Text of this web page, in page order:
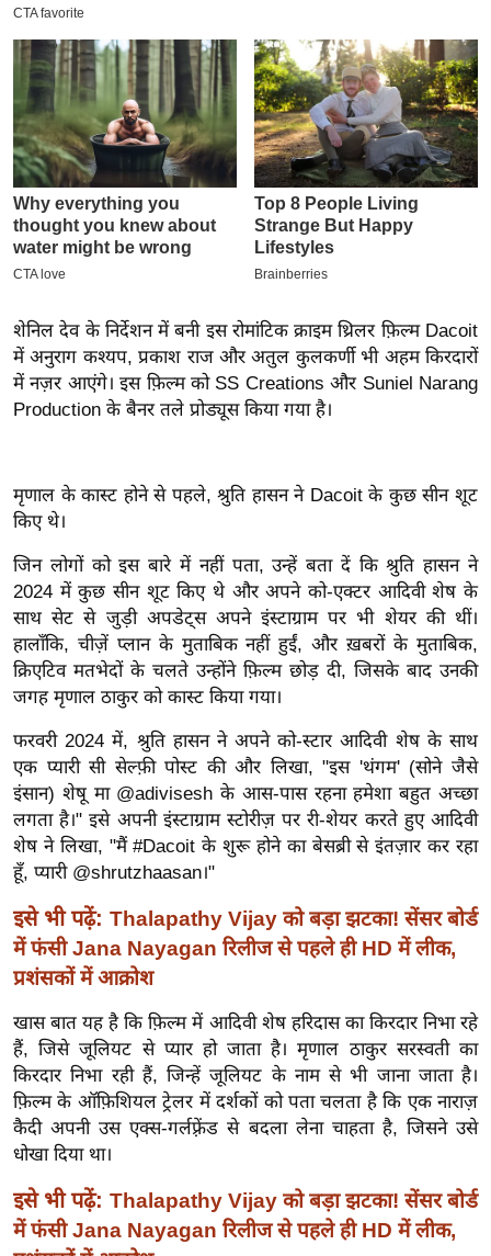
ई
-
पे
प
र
मि
सा
ल
मि
सा
ल
श
त
यं
ग
इं
डि
या
सा
हि
त्य
ज
ग
त
ऑ
टो
व
र्ल्ड
न्यू
ब्री
फ
म
नो
रं
न
ज
शेनिल देव के निर्देशन में बनी इस रोमांटिक क्राइम थ्रिलर फ़िल्म Dacoit
में अनुराग कश्यप, प्रकाश राज और अतुल कुलकर्णी भी अहम किरदारों
में नज़र आएंगे। इस फ़िल्म को SS Creations और Suniel Narang
Production के बैनर तले प्रोड्यूस किया गया है।
मृणाल के कास्ट होने से पहले, श्रुति हासन ने Dacoit के कुछ सीन शूट
किए थे।
जिन लोगों को इस बारे में नहीं पता, उन्हें बता दें कि श्रुति हासन ने
2024 में कुछ सीन शूट किए थे और अपने को-एक्टर आदिवी शेष के
साथ सेट से जुड़ी अपडेट्स अपने इंस्टाग्राम पर भी शेयर की थीं।
हालाँकि, चीज़ें प्लान के मुताबिक नहीं हुईं, और ख़बरों के मुताबिक,
क्रिएटिव मतभेदों के चलते उन्होंने फ़िल्म छोड़ दी, जिसके बाद उनकी
जगह मृणाल ठाकुर को कास्ट किया गया।
फरवरी 2024 में, श्रुति हासन ने अपने को-स्टार आदिवी शेष के साथ
एक प्यारी सी सेल्फ़ी पोस्ट की और लिखा, "इस 'थंगम' (सोने जैसे
इंसान) शेषू मा @adivisesh के आस-पास रहना हमेशा बहुत अच्छा
लगता है।" इसे अपनी इंस्टाग्राम स्टोरीज़ पर री-शेयर करते हुए आदिवी
शेष ने लिखा, "मैं #Dacoit के शुरू होने का बेसब्री से इंतज़ार कर रहा
हूँ, प्यारी @shrutzhaasan।"
इसे भी पढ़ें: Thalapathy Vijay को बड़ा झटका! सेंसर बोर्ड
में फंसी Jana Nayagan रिलीज से पहले ही HD में लीक,
प्रशंसकों में आक्रोश
खास बात यह है कि फ़िल्म में आदिवी शेष हरिदास का किरदार निभा रहे
हैं, जिसे जूलियट से प्यार हो जाता है। मृणाल ठाकुर सरस्वती का
किरदार निभा रही हैं, जिन्हें जूलियट के नाम से भी जाना जाता है।
फ़िल्म के ऑफ़िशियल ट्रेलर में दर्शकों को पता चलता है कि एक नाराज़
कैदी अपनी उस एक्स-गर्लफ़्रेंड से बदला लेना चाहता है, जिसने उसे
धोखा दिया था।
इसे भी पढ़ें: Thalapathy Vijay को बड़ा झटका! सेंसर बोर्ड
में फंसी Jana Nayagan रिलीज से पहले ही HD में लीक,